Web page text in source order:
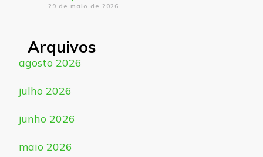
29 de maio de 2026
Arquivos
agosto 2026
julho 2026
junho 2026
maio 2026